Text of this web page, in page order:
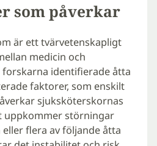
som påverkar
är ett tvärvetenskapligt
medicin och
identifierade åtta
faktorer, som enskilt
sjuksköterskornas
uppkommer störningar
flera av följande åtta